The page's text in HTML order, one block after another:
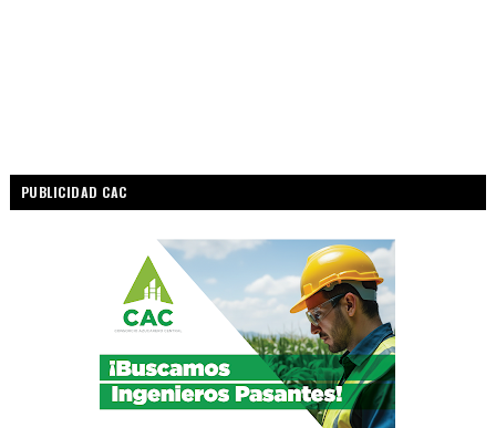
PUBLICIDAD CAC